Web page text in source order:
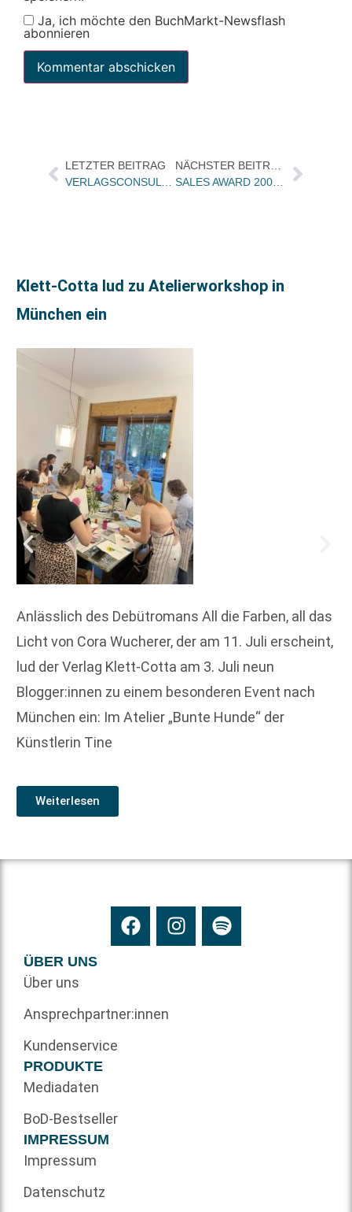
Ja, ich möchte den BuchMarkt-Newsflash
abonnieren
LETZTER BEITRAG
VERLAGSCONSULT bringt Outsourcing-Report für IT und Logistik
NÄCHSTER BEITRAG
SALES AWARD 2004: Uli Deurer hat gerade seinen Preis entgegengenommen
Klett-Cotta lud zu Atelierworkshop in
München ein
Anlässlich des Debütromans All die Farben, all das
Licht von Cora Wucherer, der am 11. Juli erscheint,
lud der Verlag Klett-Cotta am 3. Juli neun
Blogger:innen zu einem besonderen Event nach
München ein: Im Atelier „Bunte Hunde“ der
Künstlerin Tine
Weiterlesen
ÜBER UNS
Über uns
Ansprechpartner:innen
Kundenservice
PRODUKTE
Mediadaten
BoD-Bestseller
IMPRESSUM
Impressum
Datenschutz